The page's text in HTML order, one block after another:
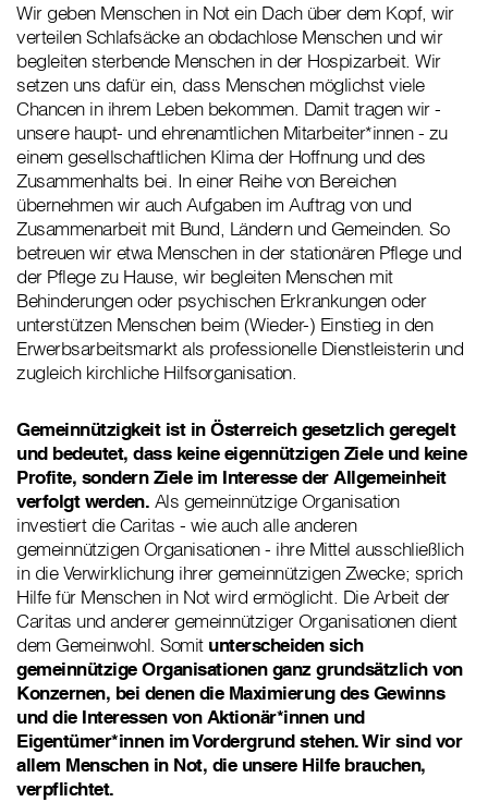
Wir geben Menschen in Not ein Dach über dem Kopf, wir
verteilen Schlafsäcke an obdachlose Menschen und wir
begleiten sterbende Menschen in der Hospizarbeit. Wir
setzen uns dafür ein, dass Menschen möglichst viele
Chancen in ihrem Leben bekommen. Damit tragen wir -
unsere haupt- und ehrenamtlichen Mitarbeiter*innen - zu
einem gesellschaftlichen Klima der Hoffnung und des
Zusammenhalts bei. In einer Reihe von Bereichen
übernehmen wir auch Aufgaben im Auftrag von und
Zusammenarbeit mit Bund, Ländern und Gemeinden. So
betreuen wir etwa Menschen in der stationären Pflege und
der Pflege zu Hause, wir begleiten Menschen mit
Behinderungen oder psychischen Erkrankungen oder
unterstützen Menschen beim (Wieder-) Einstieg in den
Erwerbsarbeitsmarkt als professionelle Dienstleisterin und
zugleich kirchliche Hilfsorganisation.
Gemeinnützigkeit ist in Österreich gesetzlich geregelt
und bedeutet, dass keine eigennützigen Ziele und keine
Profite, sondern Ziele im Interesse der Allgemeinheit
verfolgt werden. Als gemeinnützige Organisation
investiert die Caritas - wie auch alle anderen
gemeinnützigen Organisationen - ihre Mittel ausschließlich
in die Verwirklichung ihrer gemeinnützigen Zwecke; sprich
Hilfe für Menschen in Not wird ermöglicht. Die Arbeit der
Caritas und anderer gemeinnütziger Organisationen dient
dem Gemeinwohl. Somit unterscheiden sich
gemeinnützige Organisationen ganz grundsätzlich von
Konzernen, bei denen die Maximierung des Gewinns
und die Interessen von Aktionär*innen und
Eigentümer*innen im Vordergrund stehen. Wir sind vor
allem Menschen in Not, die unsere Hilfe brauchen,
verpflichtet.